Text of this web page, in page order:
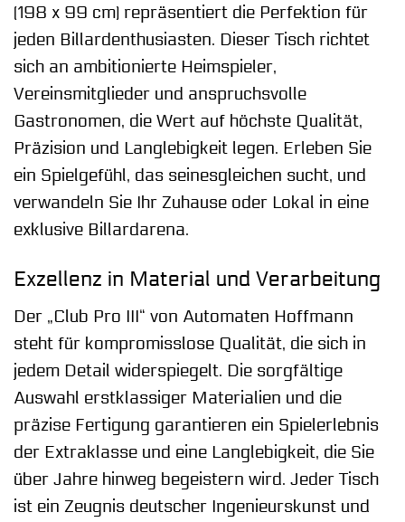
(198 x 99 cm) repräsentiert die Perfektion für
jeden Billardenthusiasten. Dieser Tisch richtet
sich an ambitionierte Heimspieler,
Vereinsmitglieder und anspruchsvolle
Gastronomen, die Wert auf höchste Qualität,
Präzision und Langlebigkeit legen. Erleben Sie
ein Spielgefühl, das seinesgleichen sucht, und
verwandeln Sie Ihr Zuhause oder Lokal in eine
exklusive Billardarena.
Exzellenz in Material und Verarbeitung
Der „Club Pro III“ von Automaten Hoffmann
steht für kompromisslose Qualität, die sich in
jedem Detail widerspiegelt. Die sorgfältige
Auswahl erstklassiger Materialien und die
präzise Fertigung garantieren ein Spielerlebnis
der Extraklasse und eine Langlebigkeit, die Sie
über Jahre hinweg begeistern wird. Jeder Tisch
ist ein Zeugnis deutscher Ingenieurskunst und